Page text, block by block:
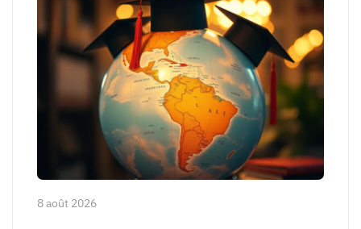
8 août 2026